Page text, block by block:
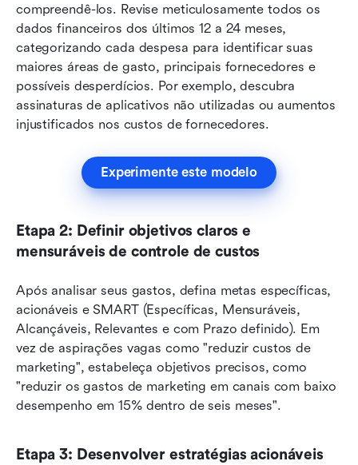
compreendê-los. Revise meticulosamente todos os
dados financeiros dos últimos 12 a 24 meses,
categorizando cada despesa para identificar suas
maiores áreas de gasto, principais fornecedores e
possíveis desperdícios. Por exemplo, descubra
assinaturas de aplicativos não utilizadas ou aumentos
injustificados nos custos de fornecedores.
Experimente este modelo
Etapa 2: Definir objetivos claros e
mensuráveis de controle de custos
Após analisar seus gastos, defina metas específicas,
acionáveis e SMART (Específicas, Mensuráveis,
Alcançáveis, Relevantes e com Prazo definido). Em
vez de aspirações vagas como "reduzir custos de
marketing", estabeleça objetivos precisos, como
"reduzir os gastos de marketing em canais com baixo
desempenho em 15% dentro de seis meses".
Etapa 3: Desenvolver estratégias acionáveis